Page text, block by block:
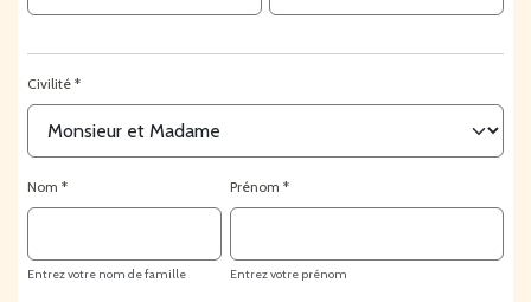
Civilité
Nom
Entrez votre nom de famille
Prénom
Entrez votre prénom